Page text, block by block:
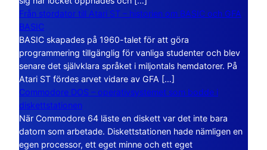
Från stordator till Atari ST – historien om BASIC och GFA
BASIC
BASIC skapades på 1960-talet för att göra
programmering tillgänglig för vanliga studenter och blev
senare det självklara språket i miljontals hemdatorer. På
Atari ST fördes arvet vidare av GFA […]
Commodore DOS – operativsystemet som bodde i
diskettstationen
När Commodore 64 läste en diskett var det inte bara
datorn som arbetade. Diskettstationen hade nämligen en
egen processor, ett eget minne och ett eget